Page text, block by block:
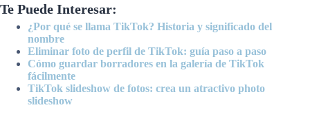
Te Puede Interesar:
¿Por qué se llama TikTok? Historia y significado del
nombre
Eliminar foto de perfil de TikTok: guía paso a paso
Cómo guardar borradores en la galería de TikTok
fácilmente
TikTok slideshow de fotos: crea un atractivo photo
slideshow